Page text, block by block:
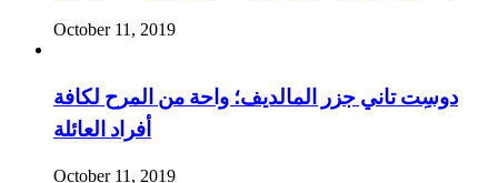
October 11, 2019
دوسِت تاني جزر المالديف؛ واحة من المرح لكافة
أفراد العائلة
October 11, 2019